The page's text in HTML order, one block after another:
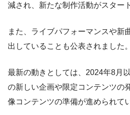
減され、新たな制作活動がスター
また、ライブパフォーマンスや新
出していることも公表されました。
最新の動きとしては、2024年8月
の新しい企画や限定コンテンツの
像コンテンツの準備が進められて